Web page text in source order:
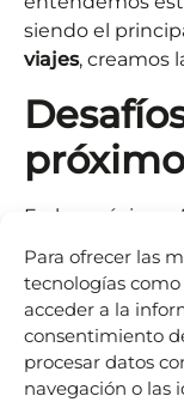
Para ofrecer las
tecnologías
acceder a la
consentimiento
procesar datos
navegación o las
siendo el
viajes, creamos
En los próximos
turística
artificialy la
experiencias
individuales de
un enfoque